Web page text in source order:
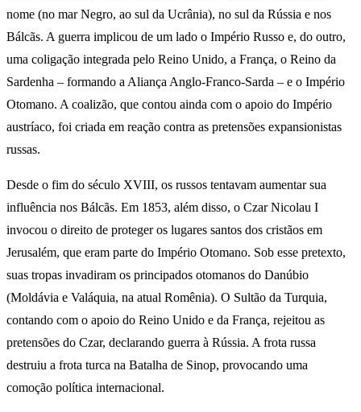
nome (no mar Negro, ao sul da Ucrânia), no sul da Rússia e nos
Bálcãs. A guerra implicou de um lado o Império Russo e, do outro,
uma coligação integrada pelo Reino Unido, a França, o Reino da
Sardenha – formando a Aliança Anglo-Franco-Sarda – e o Império
Otomano. A coalizão, que contou ainda com o apoio do Império
austríaco, foi criada em reação contra as pretensões expansionistas
russas.
Desde o fim do século XVIII, os russos tentavam aumentar sua
influência nos Bálcãs. Em 1853, além disso, o Czar Nicolau I
invocou o direito de proteger os lugares santos dos cristãos em
Jerusalém, que eram parte do Império Otomano. Sob esse pretexto,
suas tropas invadiram os principados otomanos do Danúbio
(Moldávia e Valáquia, na atual Romênia). O Sultão da Turquia,
contando com o apoio do Reino Unido e da França, rejeitou as
pretensões do Czar, declarando guerra à Rússia. A frota russa
destruiu a frota turca na Batalha de Sinop, provocando uma
comoção política internacional.